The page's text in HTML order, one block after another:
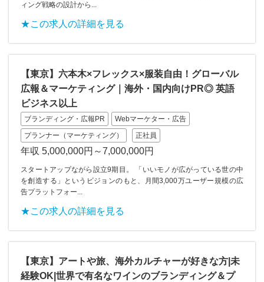
ィング戦略の設計から...
★この求人の詳細を見る
【東京】六本木×フレックス×服装自由！グローバル
広報＆マーケティング｜海外・国内向けPR◎ 英語
ビジネス以上
ブランディング・広報PR
Webマーケター・広告
プランナー（マーケティング）
正社員
年収 5,000,000円～7,000,000円
スタートアップながら設立9期目。 「いいモノが広がっている世の中
を創造する」というビジョンのもと、月間3,000万ユーザー規模の広
告プラットフォー...
★この求人の詳細を見る
【東京】アートや旅、海外カルチャーが好きな方|未
経験OK|世界で有名なワインのブランディング＆プ